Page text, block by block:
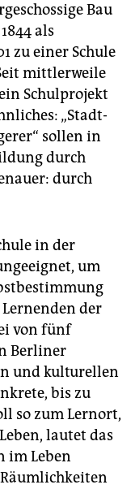
Bau
als
zu einer Schule
mittlerweile
Schulprojekt
„Stadt-
sollen in
durch
durch
in der
um
der
von fünf
Berliner
und kulturellen
bis zu
so zum Lernort,
lautet das
im Leben